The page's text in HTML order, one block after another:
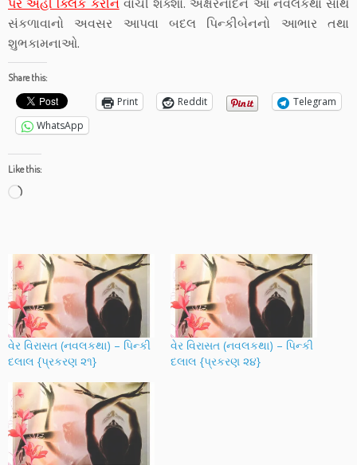
સંકળાવાનો અવસર આપવા બદલ પિન્કીબેનનો આભાર તથા
શુભકામનાઓ.
Share this:
Print Reddit
Telegram
WhatsApp
Like this:
Loading…
વેર વિરાસત (નવલકથા) – પિન્કી
દલાલ {પ્રકરણ ૨૧}
વેર વિરાસત (નવલકથા) – પિન્કી
દલાલ {પ્રકરણ ૨૪}